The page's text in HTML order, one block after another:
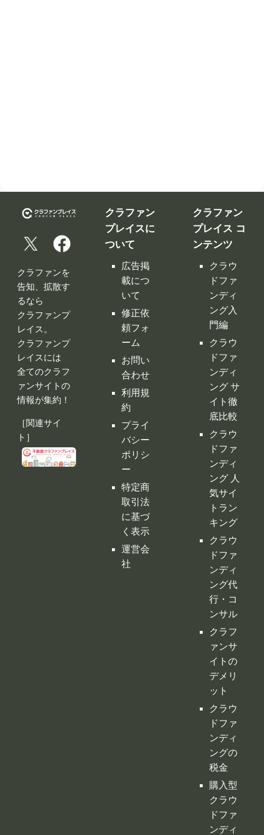
クラファンを
告知、拡散す
るなら
クラファンプ
レイス。
クラファンプ
レイスには
全てのクラフ
情報が集約！
［関連サイ
ト］
クラファン
ついて
広告掲
載につ
いて
修正依
頼フォ
ーム
お問い
合わせ
利用規
約
プライ
バシー
ポリシ
ー
特定商
取引法
に基づ
く表示
クラファン
ンテンツ
クラウ
ドファ
ンディ
ング入
門編
クラウ
ドファ
ンディ
ング サ
イト徹
底比較
クラウ
ドファ
ンディ
ング 人
気サイ
トラン
キング
クラウ
ドファ
ンディ
ング代
行・コ
ンサル
クラフ
ァンサ
イトの
デメリ
ット
クラウ
ドファ
ンディ
ングの
税金
購入型
クラウ